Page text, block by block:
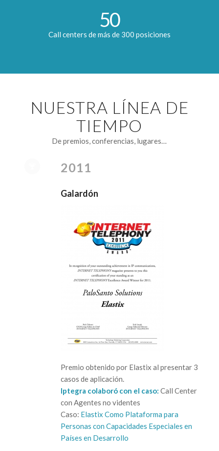
50
Call centers de más de 300 posiciones
NUESTRA LÍNEA DE
TIEMPO
De premios, conferencias, lugares…
2011
Galardón
Premio obtenido por Elastix al presentar 3
casos de aplicación.
Iptegra colaboró con el caso: Call Center
con Agentes no videntes
Caso: Elastix Como Plataforma para
Personas con Capacidades Especiales en
Países en Desarrollo